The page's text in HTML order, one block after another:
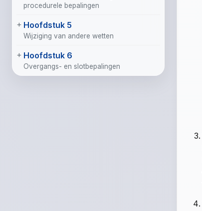
procedurele bepalingen
Hoofdstuk 5
Wijziging van andere wetten
Hoofdstuk 6
Overgangs- en slotbepalingen